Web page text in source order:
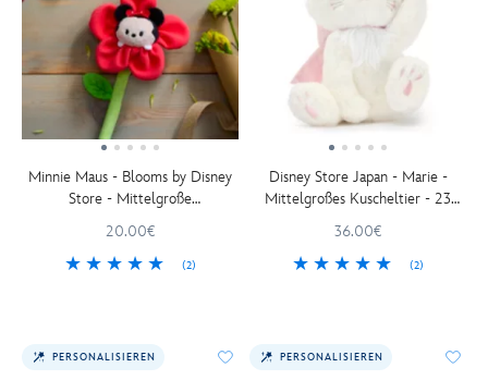
Minnie Maus - Blooms by Disney
Store - Mittelgroße
20.00€
(2)
Disney Store Japan - Marie -
Mittelgroßes Kuscheltier - 23
36.00€
(2)
PERSONALISIEREN PERSONALISIEREN